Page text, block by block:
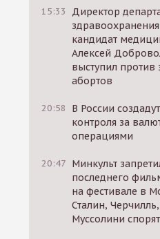
15:33
Директор
кандидат
Алексей
выступил против
абортов
20:58
В России
контроля за
операциями
20:47 Минкульт
последнего
на фестивале в
Сталин,
Муссолини